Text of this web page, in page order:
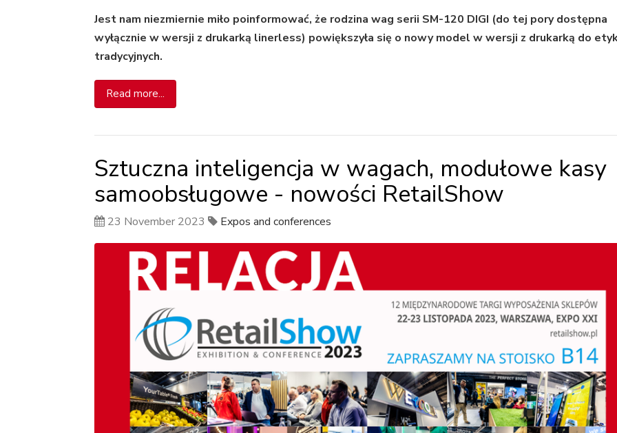
Jest nam niezmiernie miło poinformować, że rodzina wag serii SM-120 DIGI (do tej pory dostępna
wyłącznie w wersji z drukarką linerless) powiększyła się o nowy model w wersji z drukarką do
tradycyjnych.
Read more...
Sztuczna inteligencja w wagach, modułowe kasy
samoobsługowe - nowości RetailShow
23 November 2023 Expos and conferences